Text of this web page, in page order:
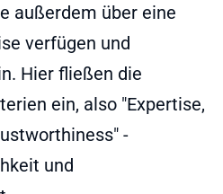
außerdem über eine
verfügen und
Hier fließen die
ein, also "Expertise,
-
und